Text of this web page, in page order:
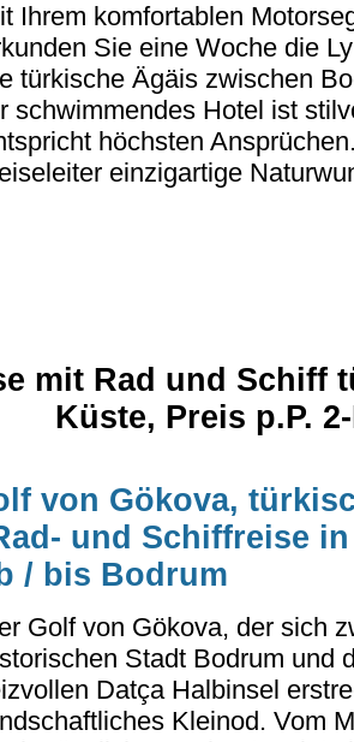
Ihrem komfortablen
Sie eine Woche die
türkische Ägäis zwischen
schwimmendes Hotel ist
höchsten
einzigartige
mit Rad und Schiff
Küste, Preis p.P.
von Gökova,
und Schiffreise
/ bis Bodrum
Golf von Gökova, der sich
Stadt Bodrum und
Datça Halbinsel
Kleinod. Vom